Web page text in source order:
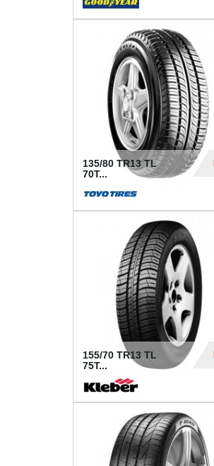
135/80 TR13 TL
70T...
155/70 TR13 TL
75T...